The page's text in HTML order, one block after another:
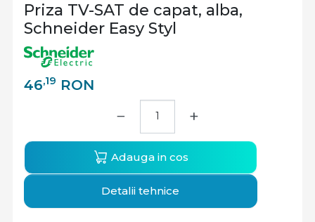
Priza TV-SAT de capat, alba,
Schneider Easy Styl
46,19 RON
− +
Adauga in cos
Detalii tehnice